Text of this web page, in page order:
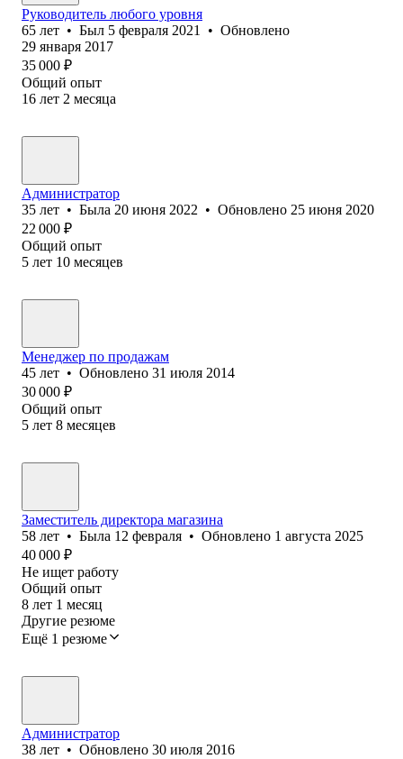
Руководитель любого уровня
65 лет • Был 5 февраля 2021 • Обновлено
29 января 2017
35 000 ₽
Общий опыт
16 лет 2 месяца
Администратор
35 лет • Была 20 июня 2022 • Обновлено 25 июня 2020
22 000 ₽
Общий опыт
5 лет 10 месяцев
Менеджер по продажам
45 лет • Обновлено 31 июля 2014
30 000 ₽
Общий опыт
5 лет 8 месяцев
Заместитель директора магазина
58 лет • Была 12 февраля • Обновлено 1 августа 2025
40 000 ₽
Не ищет работу
Общий опыт
8 лет 1 месяц
Другие резюме
Ещё 1 резюме
Администратор
38 лет • Обновлено 30 июля 2016